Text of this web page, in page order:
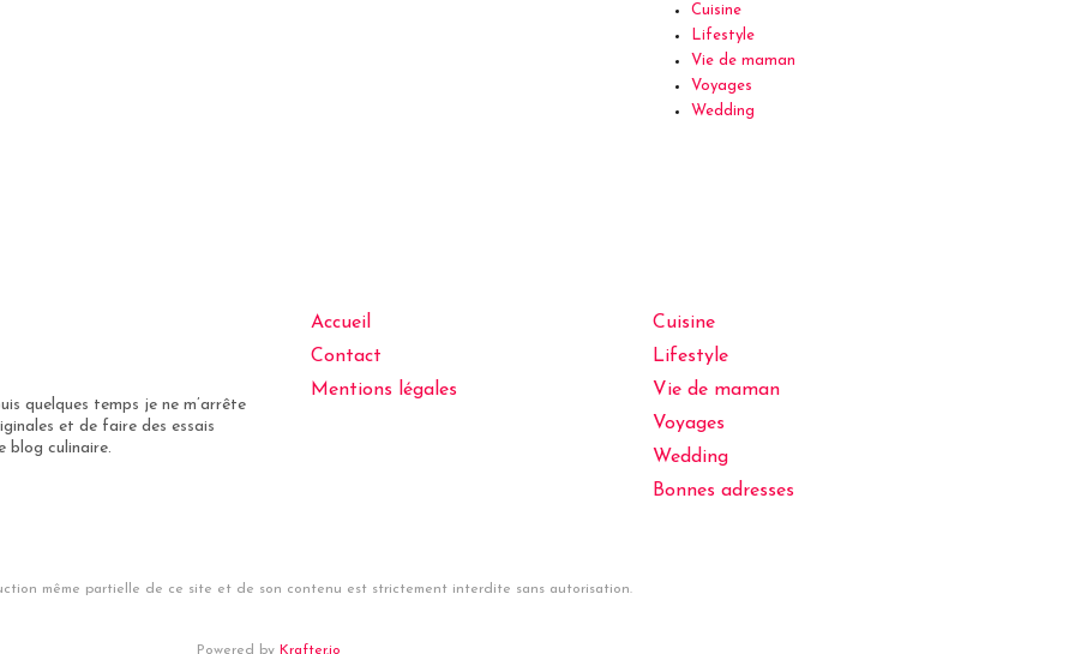
Cuisine
Lifestyle
Vie de maman
Voyages
Wedding
quelques temps je ne m’arrête
et de faire des essais
blog culinaire.
Accueil
Contact
Mentions légales
Cuisine
Lifestyle
Vie de maman
Voyages
Wedding
Bonnes adresses
même partielle de ce site et de son contenu est strictement interdite sans autorisation.
Powered by Krafter.io